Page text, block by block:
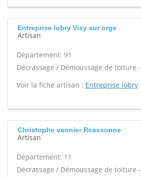
Entreprise lobry Visy sur orge
Artisan
Département: 91
Décrassage / Démoussage de toiture -
Voir la fiche artisan : Entreprise lobry
Christophe vannier Rcassonne
Artisan
Département: 11
Décrassage / Démoussage de toiture -